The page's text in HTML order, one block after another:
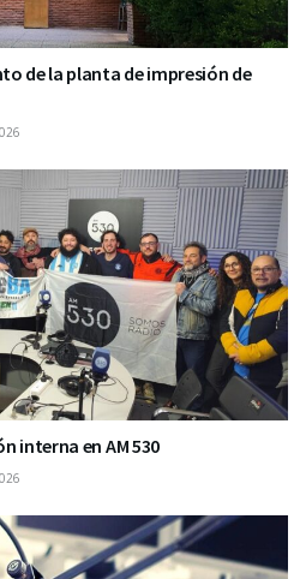
de la planta de impresión de
interna en AM 530